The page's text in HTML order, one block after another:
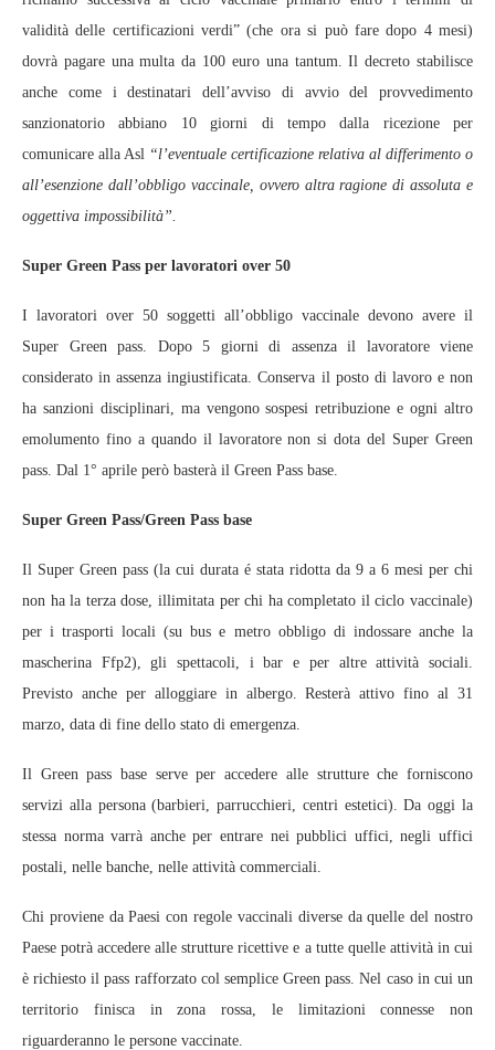
validità delle certificazioni verdi” (che ora si può fare dopo 4 mesi)
dovrà pagare una multa da 100 euro una tantum. Il decreto stabilisce
anche come i destinatari dell’avviso di avvio del provvedimento
sanzionatorio abbiano 10 giorni di tempo dalla ricezione per
comunicare alla Asl “l’eventuale certificazione relativa al differimento o
all’esenzione dall’obbligo vaccinale, ovvero altra ragione di assoluta e
oggettiva impossibilità”.
Super Green Pass per lavoratori over 50
I lavoratori over 50 soggetti all’obbligo vaccinale devono avere il
Super Green pass. Dopo 5 giorni di assenza il lavoratore viene
considerato in assenza ingiustificata. Conserva il posto di lavoro e non
ha sanzioni disciplinari, ma vengono sospesi retribuzione e ogni altro
emolumento fino a quando il lavoratore non si dota del Super Green
pass. Dal 1° aprile però basterà il Green Pass base.
Super Green Pass/Green Pass base
Il Super Green pass (la cui durata é stata ridotta da 9 a 6 mesi per chi
non ha la terza dose, illimitata per chi ha completato il ciclo vaccinale)
per i trasporti locali (su bus e metro obbligo di indossare anche la
mascherina Ffp2), gli spettacoli, i bar e per altre attività sociali.
Previsto anche per alloggiare in albergo. Resterà attivo fino al 31
marzo, data di fine dello stato di emergenza.
Il Green pass base serve per accedere alle strutture che forniscono
servizi alla persona (barbieri, parrucchieri, centri estetici). Da oggi la
stessa norma varrà anche per entrare nei pubblici uffici, negli uffici
postali, nelle banche, nelle attività commerciali.
Chi proviene da Paesi con regole vaccinali diverse da quelle del nostro
Paese potrà accedere alle strutture ricettive e a tutte quelle attività in cui
è richiesto il pass rafforzato col semplice Green pass. Nel caso in cui un
territorio finisca in zona rossa, le limitazioni connesse non
riguarderanno le persone vaccinate.